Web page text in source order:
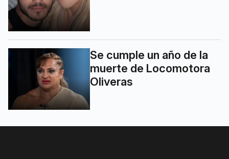
Se cumple un año de la
muerte de Locomotora
Oliveras